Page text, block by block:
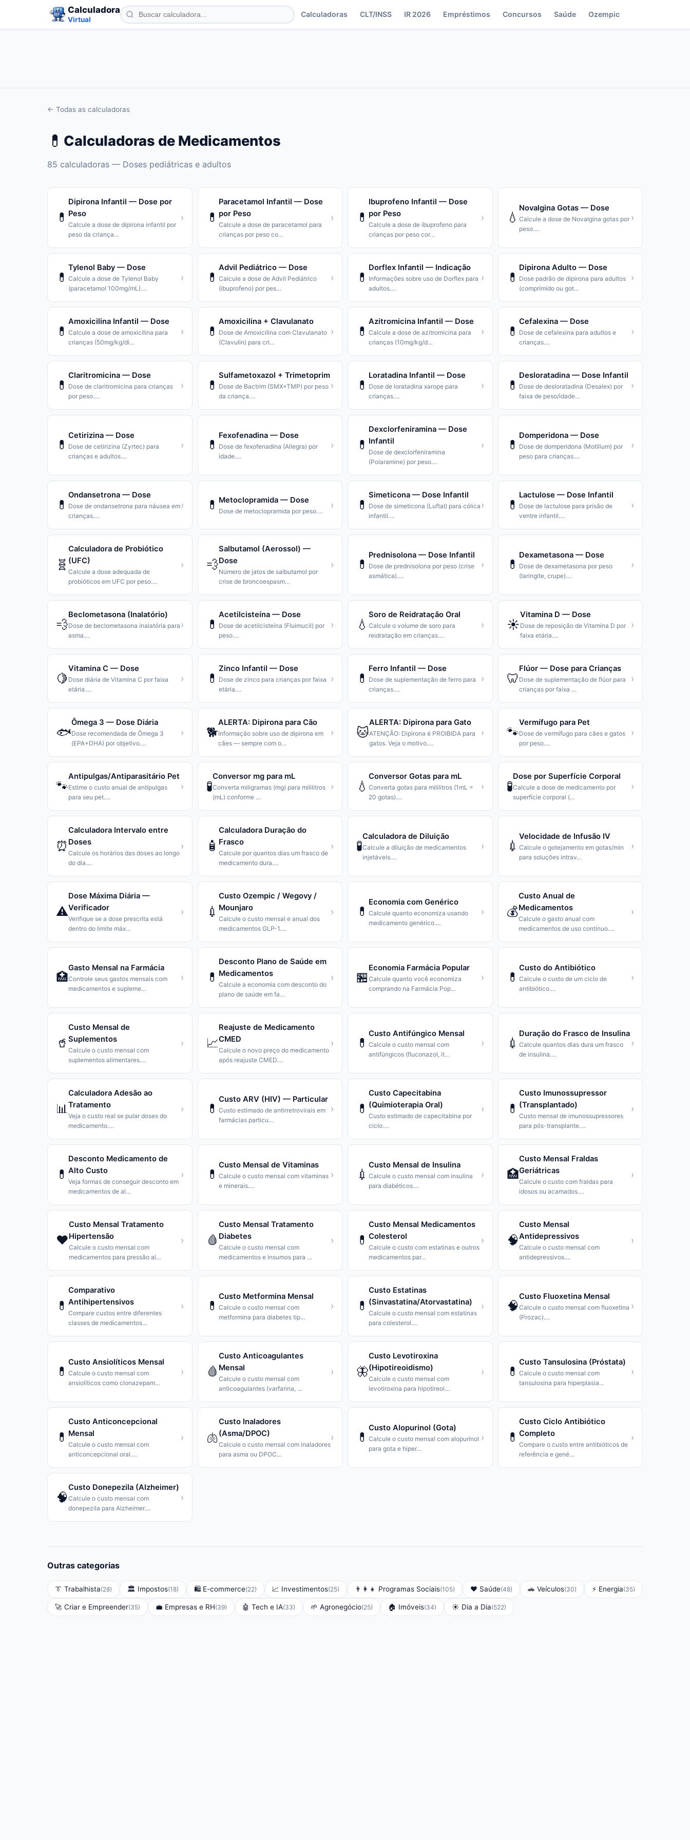
Calculadora
Virtual
Calculadoras CLT/INSS IR 2026 Empréstimos Concursos Saúde Ozempic
← Todas as calculadoras
💊 Calculadoras de Medicamentos
85 calculadoras — Doses pediátricas e adultos
💊
Dipirona Infantil — Dose por
Peso
Calcule a dose de dipirona infantil por
peso da criança…
› 💊
Paracetamol Infantil — Dose
por Peso
Calcule a dose de paracetamol para
crianças por peso co…
› 💊
Ibuprofeno Infantil — Dose
por Peso
Calcule a dose de ibuprofeno para
crianças por peso cor…
› 💧
Novalgina Gotas — Dose
Calcule a dose de Novalgina gotas por
peso.…
›
💊
Tylenol Baby — Dose
Calcule a dose de Tylenol Baby
(paracetamol 100mg/mL).…
› 💊
Advil Pediátrico — Dose
Calcule a dose de Advil Pediátrico
(ibuprofeno) por pes…
› 💊
Dorflex Infantil — Indicação
Informações sobre uso de Dorflex para
adultos.…
› 💊
Dipirona Adulto — Dose
Dose padrão de dipirona para adultos
(comprimido ou got…
›
💊
Amoxicilina Infantil — Dose
Calcule a dose de amoxicilina para
crianças (50mg/kg/di…
› 💊
Amoxicilina + Clavulanato
Dose de Amoxicilina com Clavulanato
(Clavulin) para cri…
› 💊
Azitromicina Infantil — Dose
Calcule a dose de azitromicina para
crianças (10mg/kg/d…
› 💊
Cefalexina — Dose
Dose de cefalexina para adultos e
crianças.…
›
💊
Claritromicina — Dose
Dose de claritromicina para crianças
por peso.…
› 💊
Sulfametoxazol + Trimetoprim
Dose de Bactrim (SMX+TMP) por peso
da criança.…
› 💊
Loratadina Infantil — Dose
Dose de loratadina xarope para
crianças.…
› 💊
Desloratadina — Dose Infantil
Dose de desloratadina (Desalex) por
faixa de peso/idade…
›
💊
Cetirizina — Dose
Dose de cetirizina (Zyrtec) para
crianças e adultos.…
› 💊
Fexofenadina — Dose
Dose de fexofenadina (Allegra) por
idade.…
› 💊
Dexclorfeniramina — Dose
Infantil
Dose de dexclorfeniramina
(Polaramine) por peso.…
› 💊
Domperidona — Dose
Dose de domperidona (Motilium) por
peso para crianças.…
›
💊
Ondansetrona — Dose
Dose de ondansetrona para náusea em
crianças.…
› 💊 Metoclopramida — Dose
Dose de metoclopramida por peso.…
› 💊
Simeticona — Dose Infantil
Dose de simeticona (Luftal) para cólica
infantil.…
› 💊
Lactulose — Dose Infantil
Dose de lactulose para prisão de
ventre infantil.…
›
🧬
Calculadora de Probiótico
(UFC)
Calcule a dose adequada de
probióticos em UFC por peso.…
› 💨
Salbutamol (Aerossol) —
Dose
Número de jatos de salbutamol por
crise de broncoespasm…
› 💊
Prednisolona — Dose Infantil
Dose de prednisolona por peso (crise
asmática).…
› 💊
Dexametasona — Dose
Dose de dexametasona por peso
(laringite, crupe).…
›
💨
Beclometasona (Inalatório)
Dose de beclometasona inalatória para
asma.…
› 💊
Acetilcisteína — Dose
Dose de acetilcisteína (Fluimucil) por
peso.…
› 💧
Soro de Reidratação Oral
Calcule o volume de soro para
reidratação em crianças.…
› ☀️
Vitamina D — Dose
Dose de reposição de Vitamina D por
faixa etária.…
›
🍋
Vitamina C — Dose
Dose diária de Vitamina C por faixa
etária.…
› 💊
Zinco Infantil — Dose
Dose de zinco para crianças por faixa
etária.…
› 💊
Ferro Infantil — Dose
Dose de suplementação de ferro para
crianças.…
› 🦷
Flúor — Dose para Crianças
Dose de suplementação de flúor para
crianças por faixa …
›
🐟
Ômega 3 — Dose Diária
Dose recomendada de Ômega 3
(EPA+DHA) por objetivo.…
› 🐕
ALERTA: Dipirona para Cão
Informação sobre uso de dipirona em
cães — sempre com o…
› 🐱
ALERTA: Dipirona para Gato
ATENÇÃO: Dipirona é PROIBIDA para
gatos. Veja o motivo.…
› 🐾
Vermífugo para Pet
Dose de vermífugo para cães e gatos
por peso.…
›
🐾
Antipulgas/Antiparasitário Pet
Estime o custo anual de antipulgas
para seu pet.…
› 🧪
Conversor mg para mL
Converta miligramas (mg) para mililitros
(mL) conforme …
› 💧
Conversor Gotas para mL
Converta gotas para mililitros (1mL =
20 gotas).…
› 🧪
Dose por Superfície Corporal
Calcule a dose de medicamento por
superfície corporal (…
›
⏰
Calculadora Intervalo entre
Doses
Calcule os horários das doses ao longo
do dia.…
› 🧴
Calculadora Duração do
Frasco
Calcule por quantos dias um frasco de
medicamento dura.…
› 🧪
Calculadora de Diluição
Calcule a diluição de medicamentos
injetáveis.…
› 💉
Velocidade de Infusão IV
Calcule o gotejamento em gotas/min
para soluções intrav…
›
⚠️
Dose Máxima Diária —
Verificador
Verifique se a dose prescrita está
dentro do limite máx…
› 💉
Custo Ozempic / Wegovy /
Mounjaro
Calcule o custo mensal e anual dos
medicamentos GLP-1.…
› 💊
Economia com Genérico
Calcule quanto economiza usando
medicamento genérico.…
› 💰
Custo Anual de
Medicamentos
Calcule o gasto anual com
medicamentos de uso contínuo.…
›
🏥
Gasto Mensal na Farmácia
Controle seus gastos mensais com
medicamentos e supleme…
› 💊
Desconto Plano de Saúde em
Medicamentos
Calcule a economia com desconto do
plano de saúde em fa…
› 🏪
Economia Farmácia Popular
Calcule quanto você economiza
comprando na Farmácia Pop…
› 💊
Custo do Antibiótico
Calcule o custo de um ciclo de
antibiótico.…
›
🥤
Custo Mensal de
Suplementos
Calcule o custo mensal com
suplementos alimentares.…
› 📈
Reajuste de Medicamento
CMED
Calcule o novo preço do medicamento
após reajuste CMED.…
› 💊
Custo Antifúngico Mensal
Calcule o custo mensal com
antifúngicos (fluconazol, it…
› 💉
Duração do Frasco de Insulina
Calcule quantos dias dura um frasco
de insulina.…
›
📊
Calculadora Adesão ao
Tratamento
Veja o custo real se pular doses do
medicamento.…
› 💊
Custo ARV (HIV) — Particular
Custo estimado de antirretrovirais em
farmácias particu…
› 💊
Custo Capecitabina
(Quimioterapia Oral)
Custo estimado de capecitabina por
ciclo.…
› 💊
Custo Imunossupressor
(Transplantado)
Custo mensal de imunossupressores
para pós-transplante.…
›
💊
Desconto Medicamento de
Alto Custo
Veja formas de conseguir desconto em
medicamentos de al…
› 💊
Custo Mensal de Vitaminas
Calcule o custo mensal com vitaminas
e minerais.…
› 💉
Custo Mensal de Insulina
Calcule o custo mensal com insulina
para diabéticos.…
› 🏥
Custo Mensal Fraldas
Geriátricas
Calcule o custo com fraldas para
idosos ou acamados.…
›
❤️
Custo Mensal Tratamento
Hipertensão
Calcule o custo mensal com
medicamentos para pressão al…
› 🩸
Custo Mensal Tratamento
Diabetes
Calcule o custo mensal com
medicamentos e insumos para …
› 💊
Custo Mensal Medicamentos
Colesterol
Calcule o custo com estatinas e outros
medicamentos par…
› 🧠
Custo Mensal
Antidepressivos
Calcule o custo mensal com
antidepressivos.…
›
💊
Comparativo
Antihipertensivos
Compare custos entre diferentes
classes de medicamentos…
› 💊
Custo Metformina Mensal
Calcule o custo mensal com
metformina para diabetes tip…
› 💊
Custo Estatinas
(Sinvastatina/Atorvastatina)
Calcule o custo mensal com estatinas
para colesterol.…
› 🧠
Custo Fluoxetina Mensal
Calcule o custo mensal com fluoxetina
(Prozac).…
›
💊
Custo Ansiolíticos Mensal
Calcule o custo mensal com
ansiolíticos como clonazepam…
› 🩸
Custo Anticoagulantes
Mensal
Calcule o custo mensal com
anticoagulantes (varfarina, …
› 🦋
Custo Levotiroxina
(Hipotireoidismo)
Calcule o custo mensal com
levotiroxina para hipotireoi…
› 💊
Custo Tansulosina (Próstata)
Calcule o custo mensal com
tansulosina para hiperplasia…
›
💊
Custo Anticoncepcional
Mensal
Calcule o custo mensal com
anticoncepcional oral.…
› 🫁
Custo Inaladores
(Asma/DPOC)
Calcule o custo mensal com inaladores
para asma ou DPOC…
› 💊
Custo Alopurinol (Gota)
Calcule o custo mensal com alopurinol
para gota e hiper…
› 💊
Custo Ciclo Antibiótico
Completo
Compare o custo entre antibióticos de
referência e gené…
›
🧠
Custo Donepezila (Alzheimer)
Calcule o custo mensal com
donepezila para Alzheimer.…
›
Outras categorias
👔 Trabalhista(28) 🏛️ Impostos(18) 🛍️ E-commerce(22) 📈 Investimentos(25) 👨‍👩‍👧 Programas Sociais(105) ❤️ Saúde(48) 🚗 Veículos(30) ⚡ Energia(35)
🚀 Criar e Empreender(35) 💼 Empresas e RH(39) 🤖 Tech e IA(33) 🌱 Agronegócio(25) 🏠 Imóveis(34) ☀️ Dia a Dia(522)